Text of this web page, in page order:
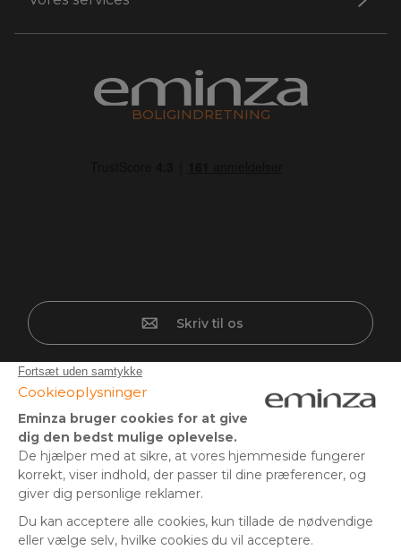
BOLIGINDRETNING
Skriv til os
Sikker betaling
Kreditkort, PayPal, bankoverførsel, 3x eller 4x, Google/Apple
Pay, Mobilepay.
Følg os på: